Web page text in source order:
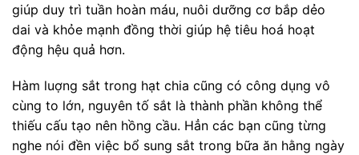
giúp duy trì tuần hoàn máu, nuôi dưỡng cơ bắp dẻo
dai và khỏe mạnh đồng thời giúp hệ tiêu hoá hoạt
động hệu quả hơn.
Hàm luợng sắt trong hạt chia cũng có công dụng vô
cùng to lớn, nguyên tố sắt là thành phần không thể
thiếu cấu tạo nên hồng cầu. Hẳn các bạn cũng từng
nghe nói đền việc bổ sung sắt trong bữa ăn hằng ngày